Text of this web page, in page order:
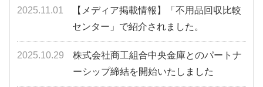
2025.11.01
【メディア掲載情報】「不用品回収比較
センター」で紹介されました。
2025.10.29
株式会社商工組合中央金庫とのパートナ
ーシップ締結を開始いたしました